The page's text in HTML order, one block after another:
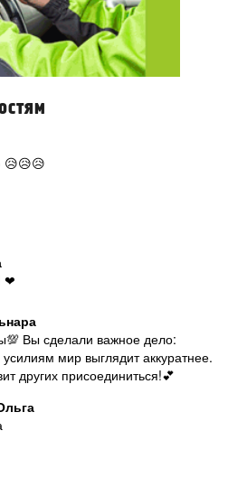
😥😥😥
❤
Вы сделали важное дело:
мир выглядит аккуратнее.
других присоединиться!💕